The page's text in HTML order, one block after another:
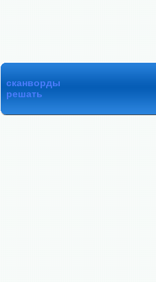
сканворды
решать